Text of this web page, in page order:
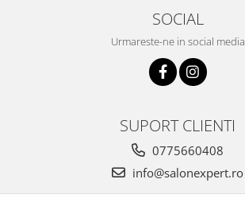
SOCIAL
Urmareste-ne in social media
SUPORT CLIENTI
0775660408
info@salonexpert.ro